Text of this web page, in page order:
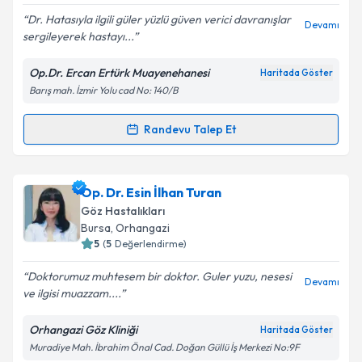
Kişisel verilerimin işlenmesine ilişkin
Aydınlatma
Metni'ni okudum ve kişisel verilerimin belirtilen
kapsamda işlenmesini kabul ediyorum.
Dr. Hatasıyla ilgili güler yüzlü güven verici davranışlar
sergileyerek hastayı...
Devamı
Op.Dr. Ercan Ertürk Muayenehanesi Haritada Göster
Barış mah. İzmir Yolu cad No: 140/B
Randevu Talep Et
Randevu Takvimi Talebi
Op. Dr. Ercan Ertürkiçin randevu takvimi talebi
oluşturun. Size bu uzmandan randevu almanız için bir
takvim hazırlandığında e-posta ile bilgilendireceğiz.
Kişisel verilerimin işlenmesine ilişkin
Aydınlatma
Metni'ni okudum ve kişisel verilerimin belirtilen
Op. Dr. Esin İlhan Turan
Göz Hastalıkları
Bursa, Orhangazi
5 (5 Değerlendirme)
Doktorumuz muhtesem bir doktor. Guler yuzu, nesesi
ve ilgisi muazzam....
Devamı
Orhangazi Göz Kliniği Haritada Göster
Muradiye Mah. İbrahim Önal Cad. Doğan Güllü İş Merkezi No:9F